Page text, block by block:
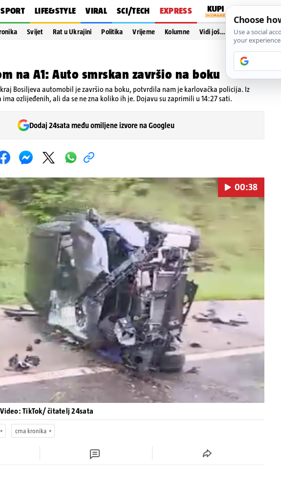
SPORT LIFE&STYLE VIRAL SCI/TECH EXPRESS
Svijet Rat u Ukrajini Politika Vrijeme Kolumne Vidi još…
na A1: Auto smrskan završio na boku
kraj Bosiljeva automobil je završio na boku, potvrdila nam je karlovačka policija. Iz
ozlijeđenih, ali da se ne zna koliko ih je. Dojavu su zaprimili u 14:27 sati.
Dodaj 24sata među omiljene izvore na Googleu
Pokretanje videa...
00:38
| Video: TikTok/ čitatelj 24sata
crna kronika